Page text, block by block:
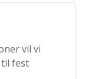
vil vi
til fest